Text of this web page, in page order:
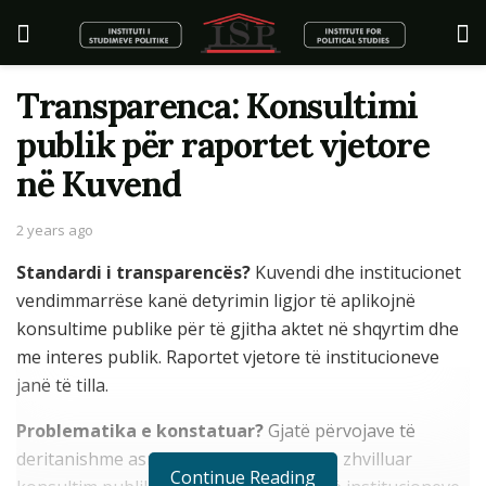
Transparenca: Konsultimi
publik për raportet vjetore
në Kuvend
2 years ago
Standardi i transparencës? Kuvendi dhe institucionet
vendimmarrëse kanë detyrimin ligjor të aplikojnë
konsultime publike për të gjitha aktet në shqyrtim dhe
me interes publik. Raportet vjetore të institucioneve
janë të tilla.
Problematika e konstatuar?Gjatë përvojave të
deritanishme asnjëherë Kuvendi nuk ka zhvilluar
Continue Reading